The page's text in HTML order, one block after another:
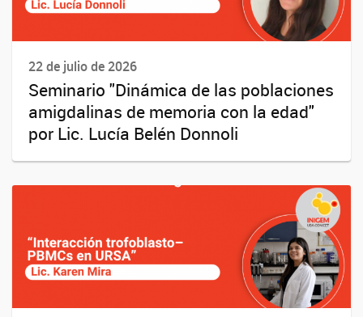
22 de julio de 2026
Seminario "Dinámica de las poblaciones
amigdalinas de memoria con la edad"
por Lic. Lucía Belén Donnoli